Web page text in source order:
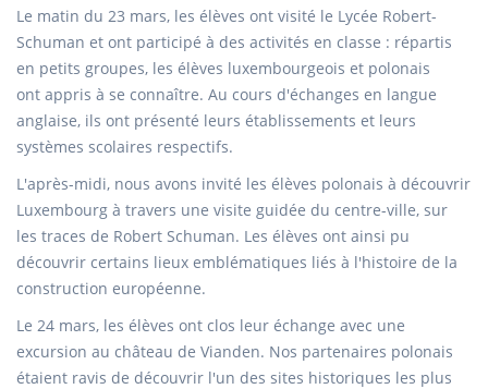
Le matin du 23 mars, les élèves ont visité le Lycée Robert-
Schuman et ont participé à des activités en classe : répartis
en petits groupes, les élèves luxembourgeois et polonais
ont appris à se connaître. Au cours d'échanges en langue
anglaise, ils ont présenté leurs établissements et leurs
systèmes scolaires respectifs.
L'après-midi, nous avons invité les élèves polonais à découvrir
Luxembourg à travers une visite guidée du centre-ville, sur
les traces de Robert Schuman. Les élèves ont ainsi pu
découvrir certains lieux emblématiques liés à l'histoire de la
construction européenne.
Le 24 mars, les élèves ont clos leur échange avec une
excursion au château de Vianden. Nos partenaires polonais
étaient ravis de découvrir l'un des sites historiques les plus